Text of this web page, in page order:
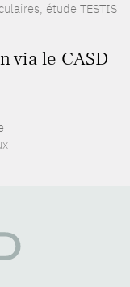
étude TESTIS
via le CASD